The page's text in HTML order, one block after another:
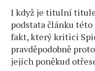
I když je titulní
podstata článku této
fakt, který kritici
pravděpodobně
jejich poněkud